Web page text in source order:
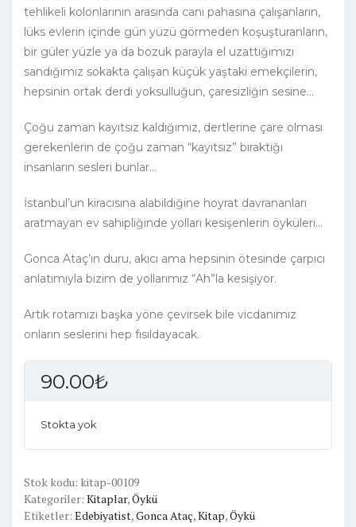
tehlikeli kolonlarının arasında canı pahasına çalışanların,
lüks evlerin içinde gün yüzü görmeden koşuşturanların,
bir güler yüzle ya da bozuk parayla el uzattığımızı
sandığımız sokakta çalışan küçük yaştaki emekçilerin,
hepsinin ortak derdi yoksulluğun, çaresizliğin sesine…
Çoğu zaman kayıtsız kaldığımız, dertlerine çare olması
gerekenlerin de çoğu zaman “kayıtsız” bıraktığı
insanların sesleri bunlar…
İstanbul’un kiracısına alabildiğine hoyrat davrananları
aratmayan ev sahipliğinde yolları kesişenlerin öyküleri…
Gonca Ataç’ın duru, akıcı ama hepsinin ötesinde çarpıcı
anlatımıyla bizim de yollarımız “Ah”la kesişiyor.
Artık rotamızı başka yöne çevirsek bile vicdanımız
onların seslerini hep fısıldayacak.
90.00₺
Stokta yok
Stok kodu: kitap-00109
Kategoriler: Kitaplar,Öykü
Etiketler: Edebiyatist,Gonca Ataç,Kitap,Öykü